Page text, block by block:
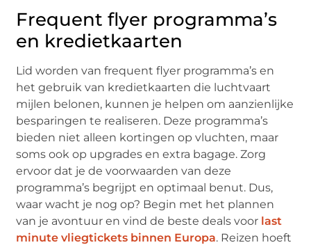
Frequent flyer programma’s
en kredietkaarten
Lid worden van frequent flyer programma’s en
het gebruik van kredietkaarten die luchtvaart
mijlen belonen, kunnen je helpen om aanzienlijke
besparingen te realiseren. Deze programma’s
bieden niet alleen kortingen op vluchten, maar
soms ook op upgrades en extra bagage. Zorg
ervoor dat je de voorwaarden van deze
programma’s begrijpt en optimaal benut. Dus,
waar wacht je nog op? Begin met het plannen
van je avontuur en vind de beste deals voor last
minute vliegtickets binnen Europa. Reizen hoeft